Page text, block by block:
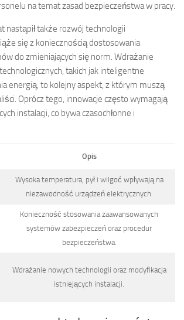
na temat zasad bezpieczeństwa w pracy.
nastąpił także rozwój technologii
się z koniecznością dostosowania
do zmieniających się norm. Wdrażanie
takich jak inteligentne
energią, to kolejny aspekt, z którym muszą
Oprócz tego, innowacje często wymagają
instalacji, co bywa czasochłonne i
Opis
Wysoka temperatura, pył i wilgoć wpływają na
niezawodność urządzeń elektrycznych.
Konieczność stosowania zaawansowanych
systemów zabezpieczeń oraz procedur
bezpieczeństwa.
Wdrażanie nowych technologii oraz modyfikacja
istniejących instalacji.